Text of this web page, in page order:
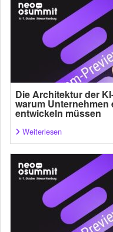
Die Architektur der
warum Unternehmen
entwickeln müssen
Weiterlesen